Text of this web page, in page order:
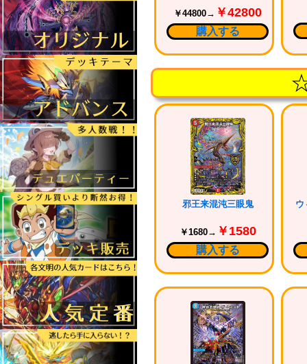
￥44800→ ￥42800
購入する
邪王来混沌三眼鬼
￥1680→ ￥1580
購入する
ウ